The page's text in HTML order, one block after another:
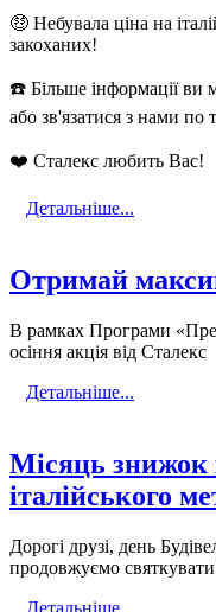
🤑 Небувала ціна на
закоханих!
☎️ Більше інформації ви
або зв'язатися з нами по
❤️ Сталекс любить Вас!
Детальніше...
Отримай
В рамках Програми
осіння акція від Сталекс
Детальніше...
Місяць знижок
італійського
Дорогі друзі, день
продовжуємо
Детальніше...